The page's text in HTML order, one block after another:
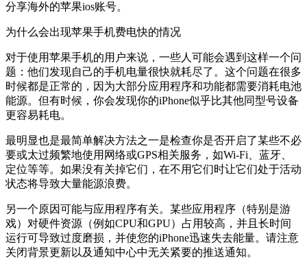
分享海外的苹果ios账号。
为什么会出现苹果手机费电快的情况
对于使用苹果手机的用户来说，一些人可能会遇到这样一个问
题：他们发现自己的手机电量很快就耗尽了。这个问题在很多
时候都是正常的，因为大部分应用程序和功能都需要消耗电池
能源。但有时候，你会发现你的iPhone似乎比其他同型号设备
更容易耗电。
最明显也是最简单解决方法之一是检查你是否开启了某些不必
要或太过频繁地使用网络或GPS相关服务，如Wi-Fi、蓝牙、
定位等等。如果没有关掉它们，在不用它们时让它们处于活动
状态将导致大量能源浪费。
另一个原因可能与应用程序有关。某些应用程序（特别是游
戏）对硬件资源（例如CPU和GPU）占用较高，并且长时间
运行可导致过度磨损，并使您的iPhone迅速失去能量。请注意
关闭背景更新以及通知中心中无关紧要的推送通知。